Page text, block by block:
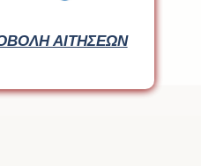
ΑΙΤΗΣΕΩΝ
ΑΙΤΗΣΕΩΝ